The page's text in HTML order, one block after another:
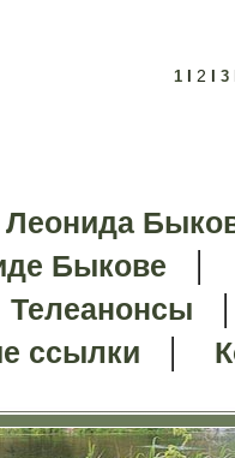
1 2 3
Быкове
Телеанонсы
ссылки |